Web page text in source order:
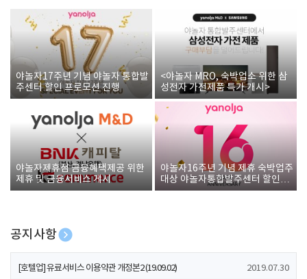
야놀자17주년 기념 야놀자 통합발
주센터 할인 프로모션 진행
<야놀자 MRO, 숙박업소 위한 삼
성전자 가전제품 특가 개시>
야놀자제휴점 금융혜택제공 위한
제휴 및 금융서비스 게시
야놀자16주년 기념 제휴 숙박업주
대상 야놀자통합발주센터 할인쿠
폰 증정
공지사항
[호텔업] 개인정보 처리방침 개정본1 (19.09.02)
[호텔업] 유료서비스 이용약관 개정본2 (19.09.02) 2019.07.30